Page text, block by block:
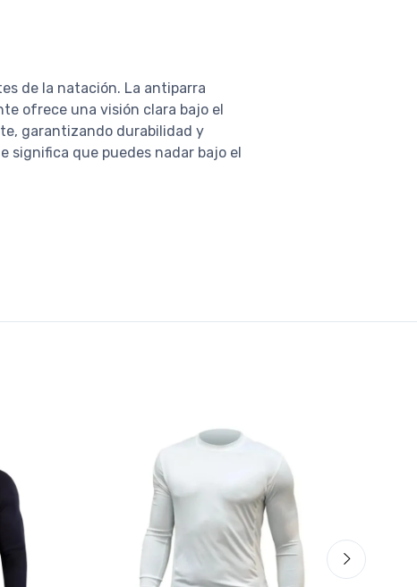
de la natación. La antiparra
ofrece una visión clara bajo el
garantizando durabilidad y
significa que puedes nadar bajo el